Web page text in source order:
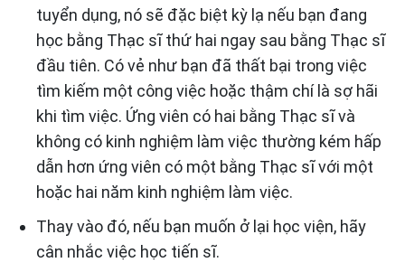
tuyển dụng, nó sẽ đặc biệt kỳ lạ nếu bạn đang
học bằng Thạc sĩ thứ hai ngay sau bằng Thạc sĩ
đầu tiên. Có vẻ như bạn đã thất bại trong việc
tìm kiếm một công việc hoặc thậm chí là sợ hãi
khi tìm việc. Ứng viên có hai bằng Thạc sĩ và
không có kinh nghiệm làm việc thường kém hấp
dẫn hơn ứng viên có một bằng Thạc sĩ với một
hoặc hai năm kinh nghiệm làm việc.
Thay vào đó, nếu bạn muốn ở lại học viện, hãy
cân nhắc việc học tiến sĩ.